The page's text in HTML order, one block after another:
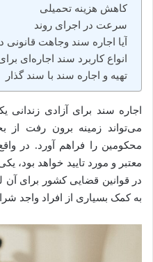
​کاهش هزینه تحمیلی
​سرعت در اجرای روند
​آیا اجاره سند وجاهت قانونی
​انواع کاربرد سند اجاره‌ای
​تهیه و اجاره سند با سند گذار
اجاره سند برای آزادی
می‌تواند زمینه برون رفت از
محکومین را فراهم آورد. در
معتبر و مورد تایید خواهد بود،
در قوانین قضایی کشور برای آن
به کمک بسیاری از افراد واجد